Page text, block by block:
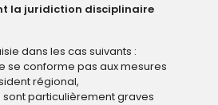
la juridiction disciplinaire
dans les cas suivants :
se conforme pas aux mesures
régional,
particulièrement graves